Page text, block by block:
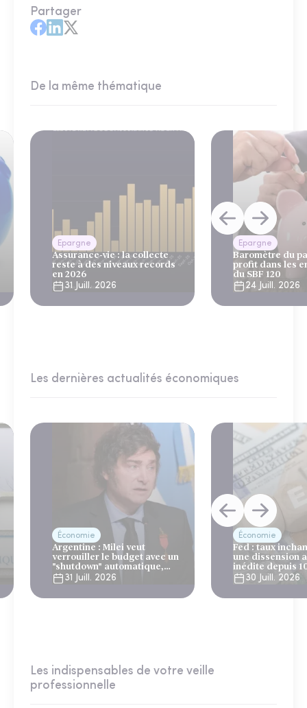
Partager
De la même thématique
Epargne
Assurance-vie : la collecte
reste à des niveaux records
en 2026
31 Juill. 2026
Epargne
Baromètre du
profit dans les
du SBF 120
24 Juill. 2026
Les dernières actualités économiques
Économie
Argentine : Milei veut
verrouiller le budget avec un
"shutdown" automatique,
sous le regard bienveillant
du FMI
31 Juill. 2026
Économie
Fed : taux
une dissension
inédite depuis
30 Juill. 2026
Les indispensables de votre veille
professionnelle